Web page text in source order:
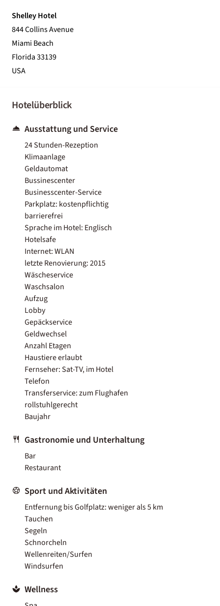
Shelley Hotel
844 Collins Avenue
Miami Beach
Florida 33139
USA
Hotelüberblick
Ausstattung und Service
24 Stunden-Rezeption
Klimaanlage
Geldautomat
Bussinescenter
Businesscenter-Service
Parkplatz: kostenpflichtig
barrierefrei
Sprache im Hotel: Englisch
Hotelsafe
Internet: WLAN
letzte Renovierung: 2015
Wäscheservice
Waschsalon
Aufzug
Lobby
Gepäckservice
Geldwechsel
Anzahl Etagen
Haustiere erlaubt
Fernseher: Sat-TV, im Hotel
Telefon
Transferservice: zum Flughafen
rollstuhlgerecht
Baujahr
Gastronomie und Unterhaltung
Bar
Restaurant
Sport und Aktivitäten
Entfernung bis Golfplatz: weniger als 5 km
Tauchen
Segeln
Schnorcheln
Wellenreiten/Surfen
Windsurfen
Wellness